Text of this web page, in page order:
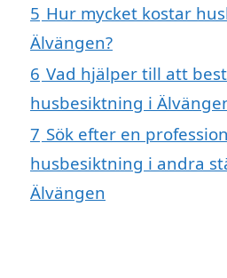
5 Hur mycket kostar
Älvängen?
6 Vad hjälper till att
husbesiktning i
7 Sök efter en
husbesiktning i andra
Älvängen